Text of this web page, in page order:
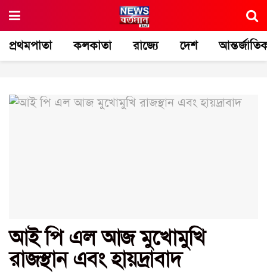
প্রথমপাতা কলকাতা রাজ্যে দেশ
আই পি এল আজ মুখোমুখি
রাজস্থান এবং হায়দ্রাবাদ